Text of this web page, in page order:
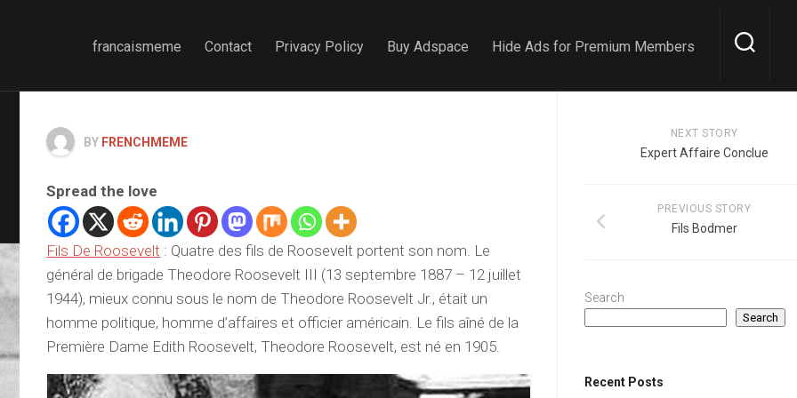
francaismeme Contact Privacy Policy Buy Adspace Hide Ads for Premium Members
BY FRENCHMEME
Spread the love
Fils De Roosevelt : Quatre des fils de Roosevelt portent son nom. Le
général de brigade Theodore Roosevelt III (13 septembre 1887 – 12 juillet
1944), mieux connu sous le nom de Theodore Roosevelt Jr., était un
homme politique, homme d’affaires et officier américain. Le fils aîné de la
Première Dame Edith Roosevelt, Theodore Roosevelt, est né en 1905.
NEXT STORY
Expert Affaire Conclue
PREVIOUS STORY
Fils Bodmer
Search
Search
Recent Posts